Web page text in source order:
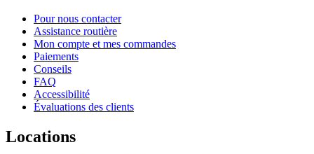
Pour nous contacter
Assistance routière
Mon compte et mes commandes
Paiements
Conseils
FAQ
Accessibilité
Évaluations des clients
Locations